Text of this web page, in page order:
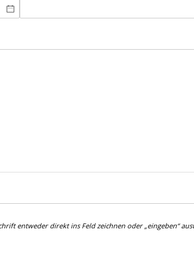
entweder direkt ins Feld zeichnen oder „eingeben“